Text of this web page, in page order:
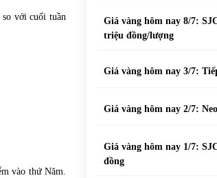
với cuối tuần
vào thứ Năm.
Giá vàng hôm nay 8/7:
triệu đồng/lượng
Giá vàng hôm nay 3/7:
Giá vàng hôm nay 2/7:
Giá vàng hôm nay 1/7:
đồng